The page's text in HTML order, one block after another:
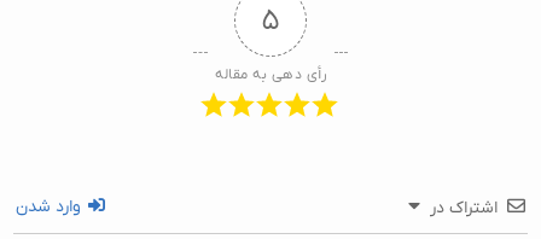
۵
رأی دهی به مقاله
اشتراک در وارد شدن